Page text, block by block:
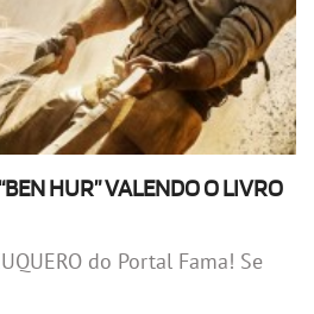
HUR” VALENDO O LIVRO
do Portal Fama! Se